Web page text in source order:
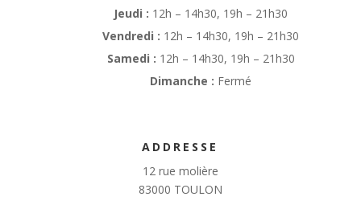
Jeudi : 12h – 14h30, 19h – 21h30
Vendredi : 12h – 14h30, 19h – 21h30
Samedi : 12h – 14h30, 19h – 21h30
Dimanche : Fermé
ADDRESSE
12 rue molière
83000 TOULON